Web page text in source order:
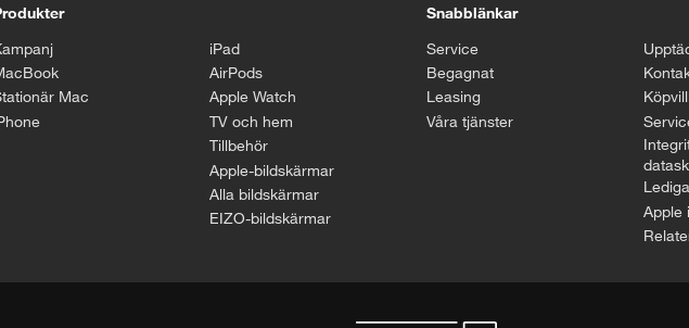
Mac
iPad
AirPods
Apple Watch
TV och hem
Tillbehör
Apple-bildskärmar
Alla bildskärmar
EIZO-bildskärmar
Snabblänkar
Service
Begagnat
Leasing
Våra tjänster
Apple